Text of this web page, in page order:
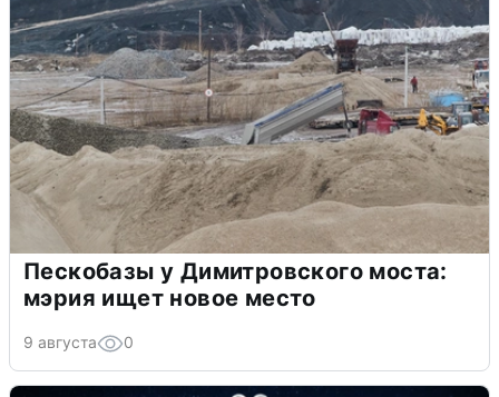
Пескобазы у Димитровского моста:
мэрия ищет новое место
9 августа 0